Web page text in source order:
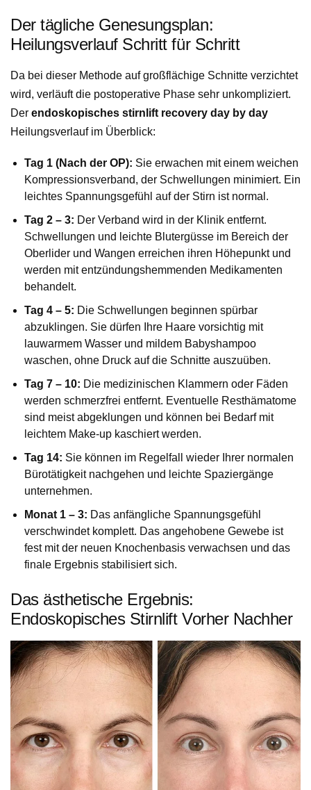
Der tägliche Genesungsplan:
Heilungsverlauf Schritt für Schritt
Da bei dieser Methode auf großflächige Schnitte verzichtet
wird, verläuft die postoperative Phase sehr unkompliziert.
Der endoskopisches stirnlift recovery day by day
Heilungsverlauf im Überblick:
Tag 1 (Nach der OP): Sie erwachen mit einem weichen
Kompressionsverband, der Schwellungen minimiert. Ein
leichtes Spannungsgefühl auf der Stirn ist normal.
Tag 2 – 3: Der Verband wird in der Klinik entfernt.
Schwellungen und leichte Blutergüsse im Bereich der
Oberlider und Wangen erreichen ihren Höhepunkt und
werden mit entzündungshemmenden Medikamenten
behandelt.
Tag 4 – 5: Die Schwellungen beginnen spürbar
abzuklingen. Sie dürfen Ihre Haare vorsichtig mit
lauwarmem Wasser und mildem Babyshampoo
waschen, ohne Druck auf die Schnitte auszuüben.
Tag 7 – 10: Die medizinischen Klammern oder Fäden
werden schmerzfrei entfernt. Eventuelle Resthämatome
sind meist abgeklungen und können bei Bedarf mit
leichtem Make-up kaschiert werden.
Tag 14: Sie können im Regelfall wieder Ihrer normalen
Bürotätigkeit nachgehen und leichte Spaziergänge
unternehmen.
Monat 1 – 3: Das anfängliche Spannungsgefühl
verschwindet komplett. Das angehobene Gewebe ist
fest mit der neuen Knochenbasis verwachsen und das
finale Ergebnis stabilisiert sich.
Das ästhetische Ergebnis:
Endoskopisches Stirnlift Vorher Nachher